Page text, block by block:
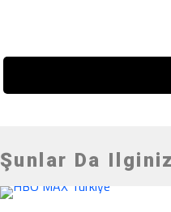
Şunlar Da